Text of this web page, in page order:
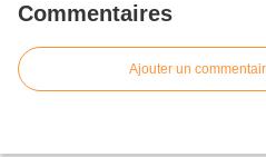
Commentaires
Ajouter un